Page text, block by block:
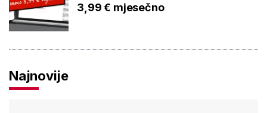
3,99 € mjesečno
Najnovije